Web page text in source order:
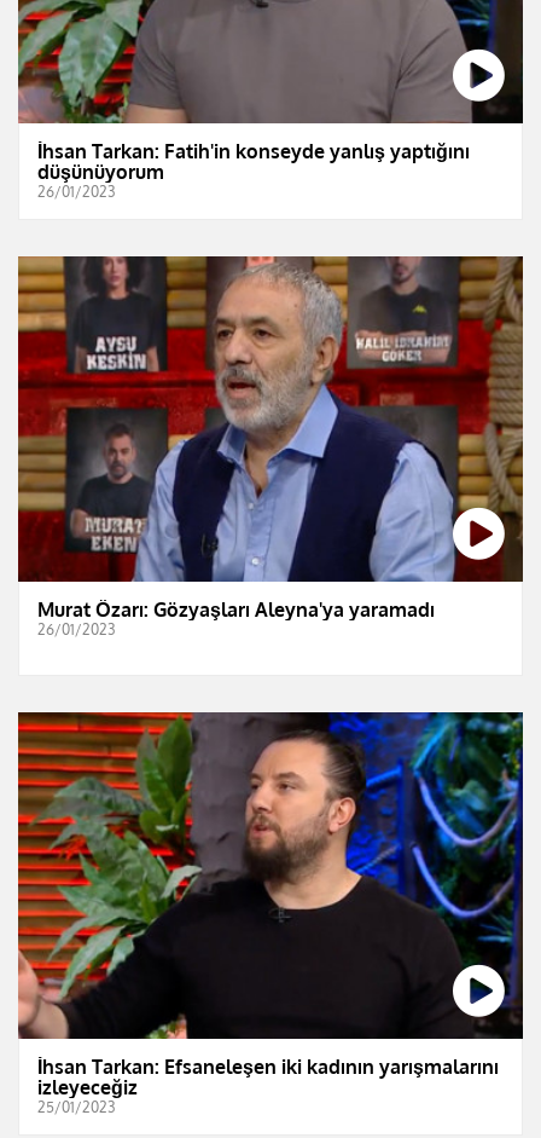
İhsan Tarkan: Fatih'in konseyde yanlış yaptığını
düşünüyorum
26/01/2023
Murat Özarı: Gözyaşları Aleyna'ya yaramadı
26/01/2023
İhsan Tarkan: Efsaneleşen iki kadının yarışmalarını
izleyeceğiz
25/01/2023